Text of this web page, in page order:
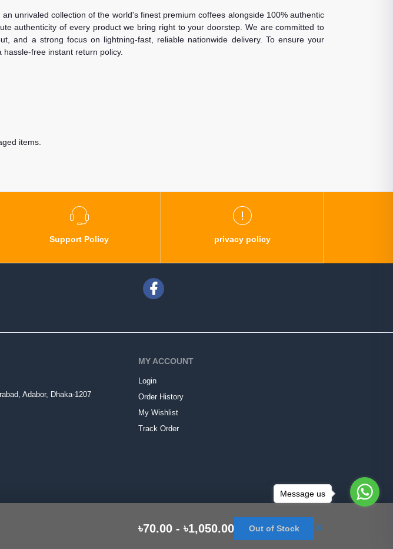
৳70.00 - ৳1,050.00 Out of Stock
unrivaled collection of the world's finest premium coffees alongside 100% authentic
authenticity of every product we bring right to your doorstep. We are committed to
and a strong focus on lightning-fast, reliable nationwide delivery. To ensure your
free instant return policy.
items.
Support Policy privacy policy
Adabor, Dhaka-1207
MY ACCOUNT
Login
Order History
My Wishlist
Track Order
Message us